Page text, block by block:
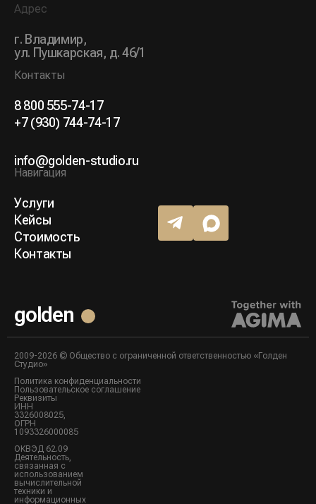
Адрес
г. Владимир,
ул. Пушкарская, д. 46/1
Контакты
8 800 555-74-17
+7 (930) 744-74-17
info@golden-studio.ru
Навигация
Услуги
Кейсы
Стоимость
Контакты
golden
2009-2026 © Общество с ограниченной ответственностью «Голден
Студио»
Политика конфиденциальности
Пользовательское соглашение
Реквизиты
ИНН
3326008025,
ОГРН
1093326000085
ОКВЭД 62.09
Деятельность,
связанная с
использованием
вычислительной
техники и
информационных